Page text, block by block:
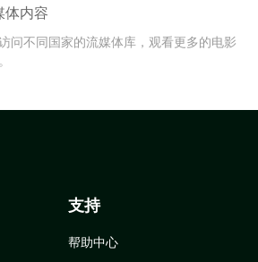
体内容
问不同国家的流媒体库，观看更多的电影
支持
帮助中心